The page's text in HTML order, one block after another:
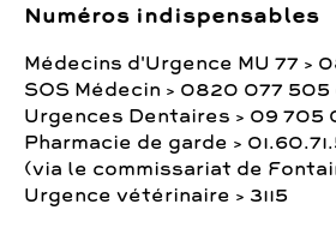
Numéros indispensables
Médecins d'Urgence MU 77 >
SOS Médecin > 0820 077
Urgences Dentaires > 09 705
Pharmacie de garde >
(via le commissariat de
Urgence vétérinaire > 3115